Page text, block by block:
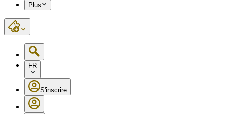
Plus
FR
S'inscrire